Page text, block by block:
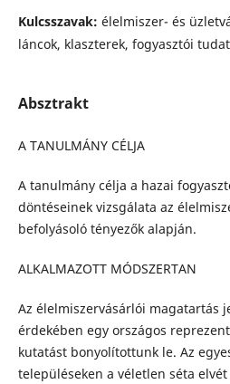
Kulcsszavak: élelmiszer- és
láncok, klaszterek, fogyasztói
Absztrakt
A TANULMÁNY CÉLJA
A tanulmány célja a hazai
döntéseinek vizsgálata az
befolyásoló tényezők alapján.
ALKALMAZOTT MÓDSZERTAN
Az élelmiszervásárlói magatartás
érdekében egy országos
kutatást bonyolítottunk le. Az
településeken a véletlen séta